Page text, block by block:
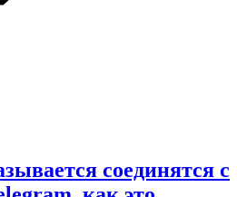
соединятся с